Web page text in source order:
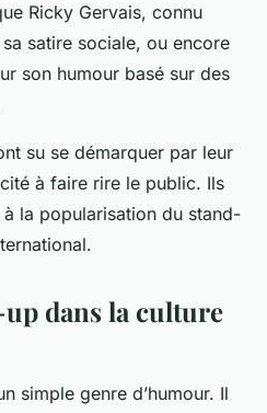
Ricky Gervais, connu
satire sociale, ou encore
son humour basé sur des
su se démarquer par leur
à faire rire le public. Ils
la popularisation du stand-
dans la culture
simple genre d’humour. Il